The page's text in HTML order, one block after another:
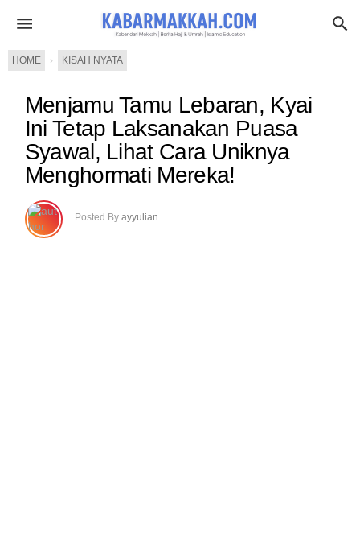
HOME › KISAH NYATA
Menjamu Tamu Lebaran, Kyai
Ini Tetap Laksanakan Puasa
Syawal, Lihat Cara Uniknya
Menghormati Mereka!
Posted By ayyulian